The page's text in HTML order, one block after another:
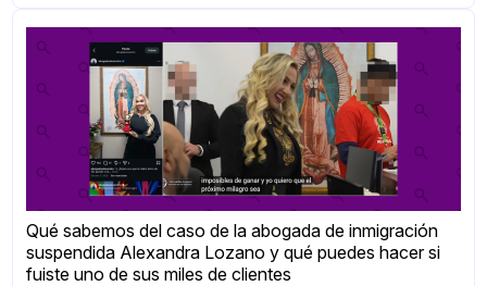
Qué sabemos del caso de la abogada de inmigración
suspendida Alexandra Lozano y qué puedes hacer si
fuiste uno de sus miles de clientes